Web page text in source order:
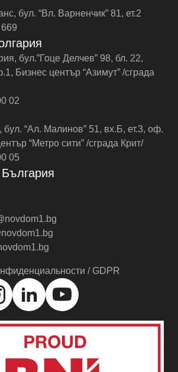
бул. “Вл. Варненчик” 81, ет.2
бул.”Гоце Делчев” 98, бл. 22,
Бизнес център “Азимут” /сграда
02
“Ал. Малинов” 51, вх.Б, ет.3, оф.
“Метро сити” /сграда Крит/
05
/ GDPR